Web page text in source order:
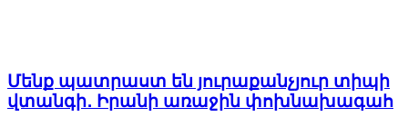
Մենք պատրաստ են յուրաքանչյուր տիպի
վտանգի․ Իրանի առաջին փոխնախագահ